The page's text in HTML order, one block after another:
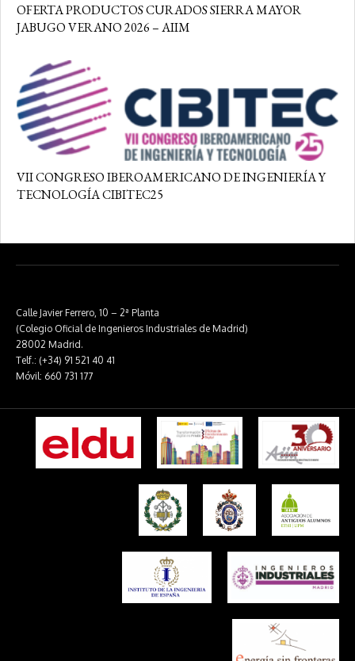
OFERTA PRODUCTOS CURADOS SIERRA MAYOR
JABUGO VERANO 2026 – AIIM
VII CONGRESO IBEROAMERICANO DE INGENIERÍA Y
TECNOLOGÍA CIBITEC25
Calle Javier Ferrero, 10 – 2ª Planta
(Colegio Oficial de Ingenieros Industriales de Madrid)
28002 Madrid.
Telf.: (+34) 91 521 40 41
Móvil: 660 731 177